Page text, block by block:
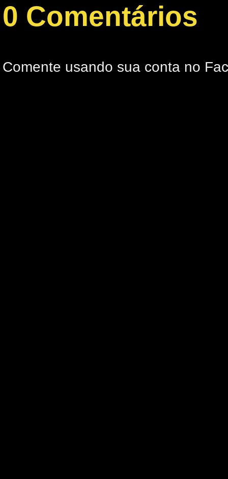
0 Comentários
Comente usando sua conta no